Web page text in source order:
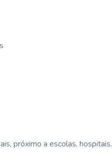
próximo a escolas, hospitais.